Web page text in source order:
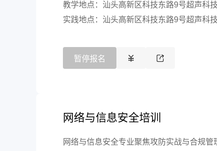
教学地点：汕头高新区科技东路9号超声科
实践地点：汕头高新区科技东路9号超声科
暂停报名
网络与信息安全培训
网络与信息安全专业聚焦攻防实战与合规管